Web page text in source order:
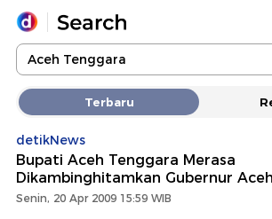
Yang sedang ramai dicari
Loading...
Promoted
Terakhir yang dicari
Terbaru
detikNews
Bupati Aceh Tenggara Merasa
Dikambinghitamkan Gubernur Aceh
Senin, 20 Apr 2009 15:59 WIB